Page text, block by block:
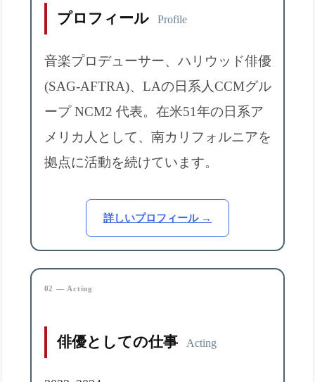
プロフィール Profile
音楽プロデューサー、ハリウッド俳優
(SAG-AFTRA)、LAの日系人CCMグル
ープ NCM2 代表。在米51年の日系ア
メリカ人として、南カリフォルニアを
拠点に活動を続けています。
詳しいプロフィール →
02 — Acting
俳優としての仕事 Acting